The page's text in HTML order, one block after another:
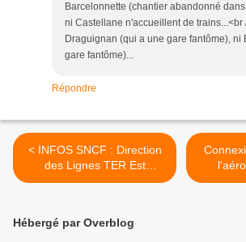
Barcelonnette (chantier abandonné
ni Castellane n'accueillent de trains...<br
Draguignan (qui a une gare fantôme), ni
gare fantôme)...
Répondre
< INFOS SNCF : Direction
des Lignes TER Est
Provence & Alpes
Vitrolles-
Hébergé par Overblog